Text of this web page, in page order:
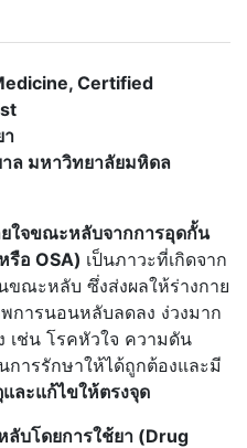
Certified
า
ล มหาวิทยาลัยมหิดล
ขณะหลับจากการอุดกั้น
รือ OSA) เป็นภาวะที่เกิดจาก
ขณะหลับ ซึ่งส่งผลให้ร่างกาย
การนอนหลับลดลง ง่วงมาก
เช่น โรคหัวใจ ความดัน
การรักษาให้ได้ถูกต้องและมี
และแก้ไขให้ตรงจุด
โดยการใช้ยา (Drug